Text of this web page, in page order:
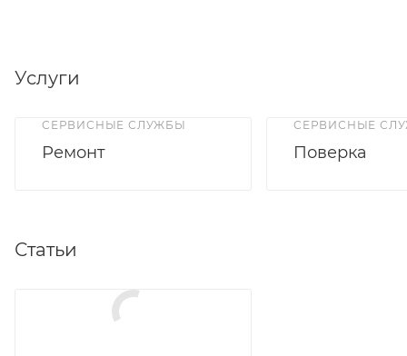
Услуги
СЕРВИСНЫЕ СЛУЖБЫ
Ремонт
СЕРВИСНЫЕ
Поверка
Статьи